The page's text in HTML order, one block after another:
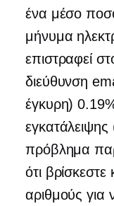
ένα μέσο
μήνυμα
επιστραφεί
διεύθυνση
έγκυρη)
πρόβλημα
ότι
αριθμούς για